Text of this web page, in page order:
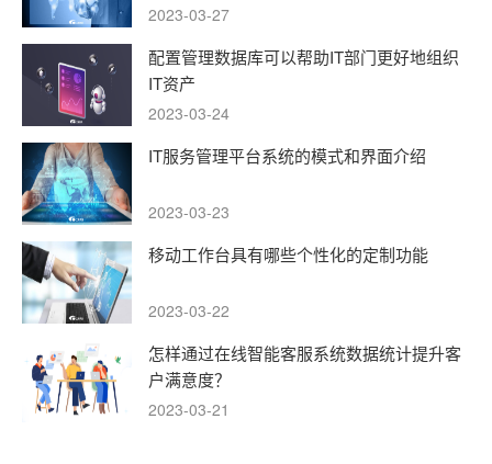
2023-03-27
配置管理数据库可以帮助IT部门更好地组织
IT资产
2023-03-24
IT服务管理平台系统的模式和界面介绍
2023-03-23
移动工作台具有哪些个性化的定制功能
2023-03-22
怎样通过在线智能客服系统数据统计提升客
户满意度？
2023-03-21